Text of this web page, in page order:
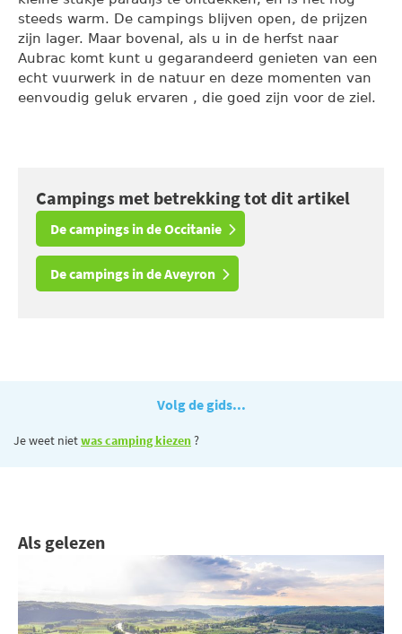
steeds warm. De campings blijven open, de prijzen
zijn lager. Maar bovenal, als u in de herfst naar
Aubrac komt kunt u gegarandeerd genieten van een
echt vuurwerk in de natuur en deze momenten van
eenvoudig geluk ervaren , die goed zijn voor de ziel.
Campings met betrekking tot dit artikel
De campings in de Occitanie
De campings in de Aveyron
Volg de gids...
Je weet nietwas camping kiezen?
Als gelezen